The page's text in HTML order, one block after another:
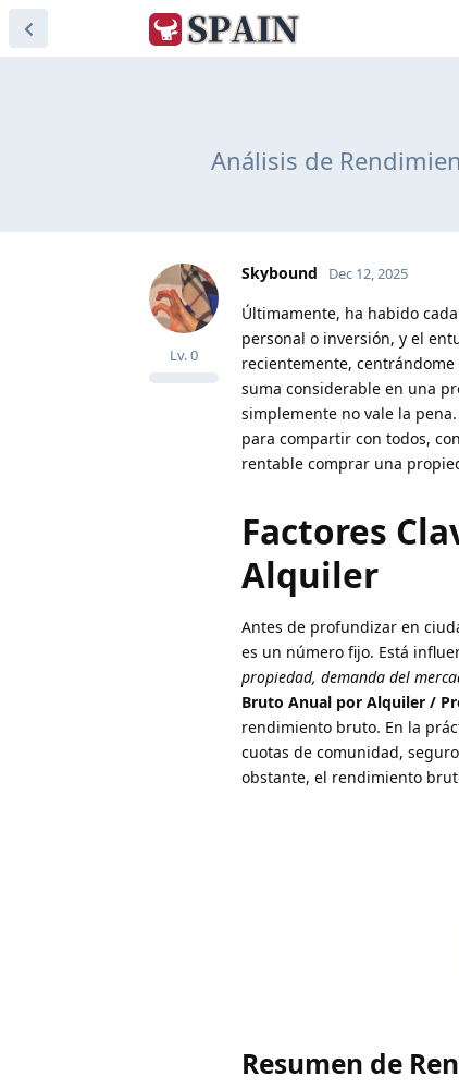
Análisis de
Skybound
Lv.0
Dec 12, 2025
Últimamente, ha habido
personal o inversión, y el
recientemente,
suma considerable en una
simplemente no vale la
para compartir con todos,
rentable comprar una
Factores
Alquiler
Antes de profundizar en
es un número fijo. Está
propiedad, demanda del
Bruto Anual por Alquiler /
rendimiento bruto. En la
cuotas de comunidad,
obstante, el rendimiento
Resumen de